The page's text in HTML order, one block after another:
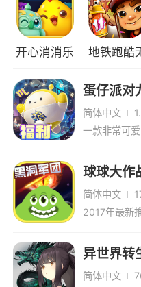
原神作为一款划
游戏当中玩家将会控
可以抽取不同的角色
玩家需要利用好不同
斗。
更新日志
全新5.0版本「荣
【新区域】纳塔
嵴锋的勇士引领
来终夜的消息。在沙
荡在圣火永燃的国度
开心消消乐
地铁跑酷
金币国际
蛋仔派对
简体中文
一款非常可
球球大作
简体中文
2017年最新
异世界转
简体中文